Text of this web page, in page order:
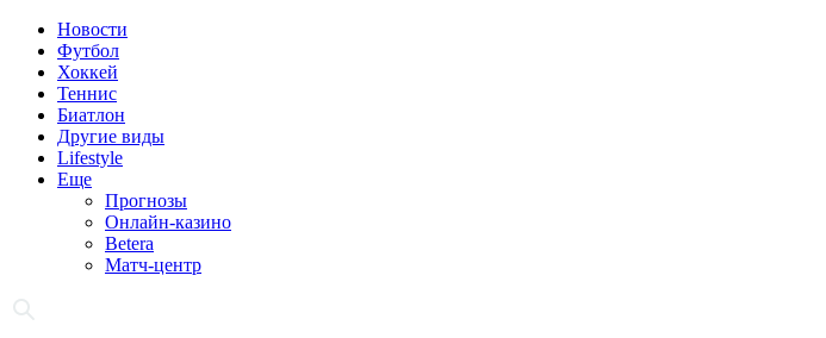
Новости
Футбол
Хоккей
Теннис
Биатлон
Другие виды
Lifestyle
Еще
Прогнозы
Онлайн-казино
Betera
Матч-центр